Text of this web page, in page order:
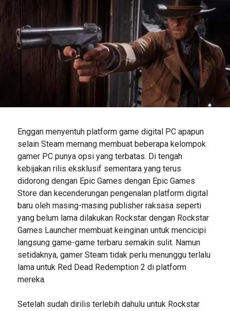
Enggan menyentuh platform game digital PC apapun
selain Steam memang membuat beberapa kelompok
gamer PC punya opsi yang terbatas. Di tengah
kebijakan rilis eksklusif sementara yang terus
didorong dengan Epic Games dengan Epic Games
Store dan kecenderungan pengenalan platform digital
baru oleh masing-masing publisher raksasa seperti
yang belum lama dilakukan Rockstar dengan Rockstar
Games Launcher membuat keinginan untuk mencicipi
langsung game-game terbaru semakin sulit. Namun
setidaknya, gamer Steam tidak perlu menunggu terlalu
lama untuk Red Dead Redemption 2 di platform
mereka.
Setelah sudah dirilis terlebih dahulu untuk Rockstar